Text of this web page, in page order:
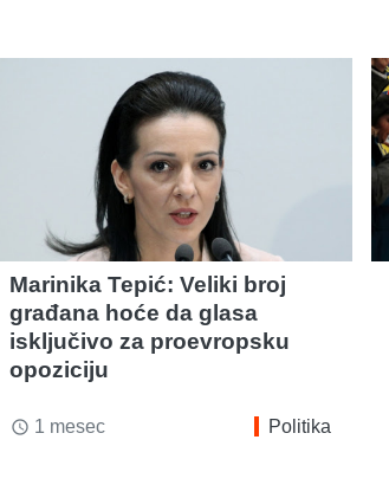
Marinika Tepić: Veliki broj
građana hoće da glasa
isključivo za proevropsku
opoziciju
access_time 1 mesec Politika